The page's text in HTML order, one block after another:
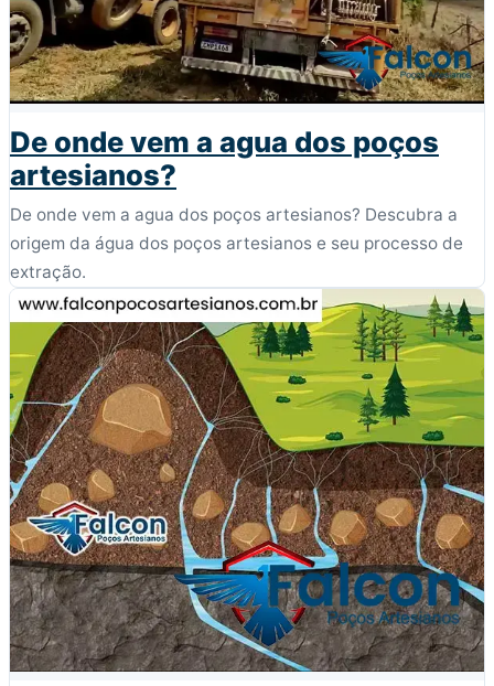
De onde vem a agua dos poços
artesianos?
De onde vem a agua dos poços artesianos? Descubra a
origem da água dos poços artesianos e seu processo de
extração.